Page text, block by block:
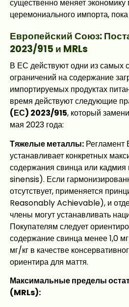
существенно меняет экономику
церемониального импорта, пока
Европейский Союз:
2023/915 и MRLs
В ЕС действуют одни из самых
ограничений на содержание
импортируемых продуктах
время действуют следующие
(ЕС) 2023/915, который
мая 2023 года:
Тяжелые металлы:
устанавливает конкретных
содержания свинца или
sinensis). Если
отсутствует, применяется
Reasonably Achievable), и
члены могут устанавливать
Покупателям следует
содержание свинца менее 1,0
мг/кг в качестве
ориентира для маття.
Максимальные пределы
(MRLs):